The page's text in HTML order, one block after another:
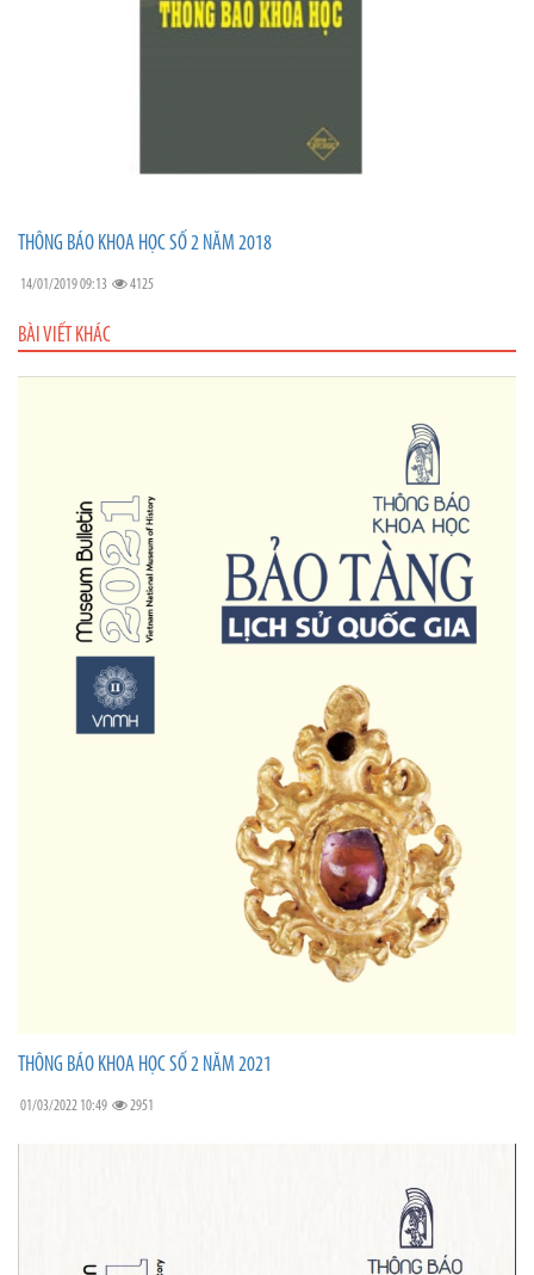
THÔNG BÁO KHOA HỌC SỐ 2 NĂM 2018
14/01/2019 09:13 4125
BÀI VIẾT KHÁC
THÔNG BÁO KHOA HỌC SỐ 2 NĂM 2021
01/03/2022 10:49 2951